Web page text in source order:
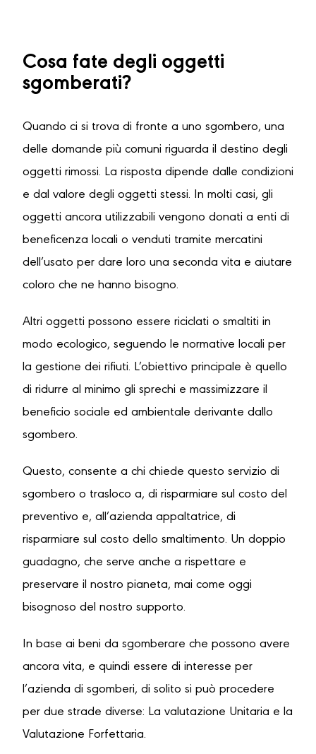
Cosa fate degli oggetti
sgomberati?
Quando ci si trova di fronte a uno sgombero, una
delle domande più comuni riguarda il destino degli
oggetti rimossi. La risposta dipende dalle condizioni
e dal valore degli oggetti stessi. In molti casi, gli
oggetti ancora utilizzabili vengono donati a enti di
beneficenza locali o venduti tramite mercatini
dell’usato per dare loro una seconda vita e aiutare
coloro che ne hanno bisogno.
Altri oggetti possono essere riciclati o smaltiti in
modo ecologico, seguendo le normative locali per
la gestione dei rifiuti. L’obiettivo principale è quello
di ridurre al minimo gli sprechi e massimizzare il
beneficio sociale ed ambientale derivante dallo
sgombero.
Questo, consente a chi chiede questo servizio di
sgombero o trasloco a, di risparmiare sul costo del
preventivo e, all’azienda appaltatrice, di
risparmiare sul costo dello smaltimento. Un doppio
guadagno, che serve anche a rispettare e
preservare il nostro pianeta, mai come oggi
bisognoso del nostro supporto.
In base ai beni da sgomberare che possono avere
ancora vita, e quindi essere di interesse per
l’azienda di sgomberi, di solito si può procedere
per due strade diverse: La valutazione Unitaria e la
Valutazione Forfettaria.